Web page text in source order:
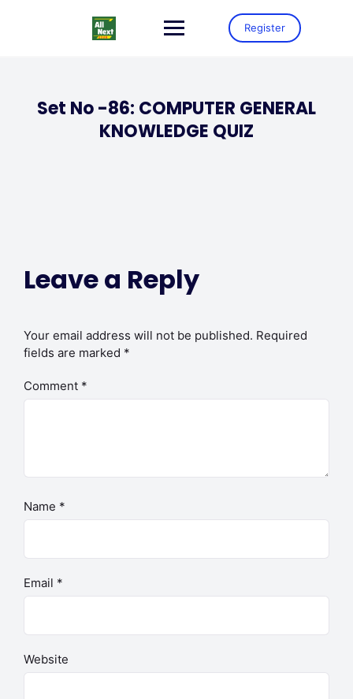
Register
Set No -86: COMPUTER GENERAL
KNOWLEDGE QUIZ
Leave a Reply
Your email address will not be published. Required
fields are marked *
Comment *
Name *
Email *
Website